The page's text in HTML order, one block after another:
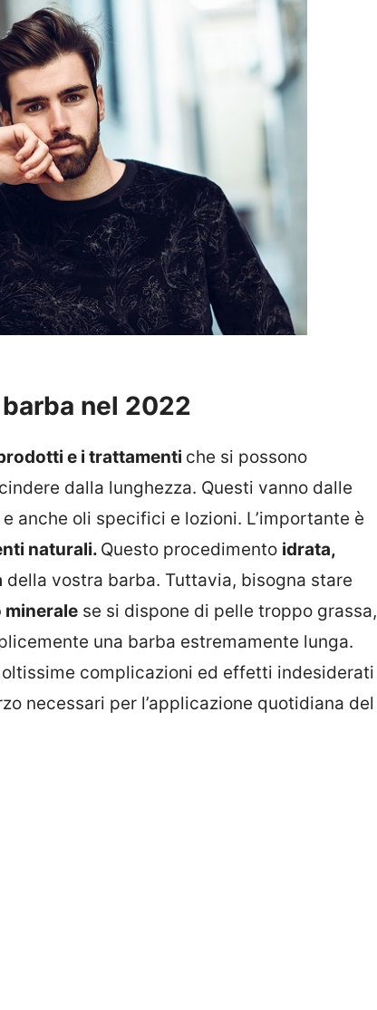
nel 2022
e i trattamenti che si possono
dalla lunghezza. Questi vanno dalle
e anche oli specifici e lozioni. L’importante è
naturali. Questo procedimento idrata,
della vostra barba. Tuttavia, bisogna stare
minerale se si dispone di pelle troppo grassa,
una barba estremamente lunga.
complicazioni ed effetti indesiderati
necessari per l’applicazione quotidiana del